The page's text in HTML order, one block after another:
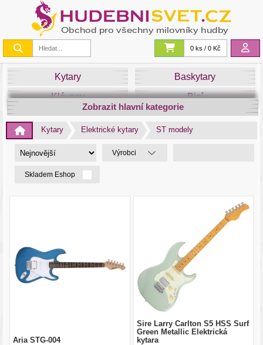
0 ks / 0 Kč
Kytary
Baskytary
Klávesy
Bicí
Smyčce
Dechy
Světla
Zvuk&Studio
Zobrazit hlavní kategorie
Kytary Elektrické kytary ST modely
Výrobci
Skladem Eshop
Aria STG-004
Sire Larry Carlton S5 HSS Surf
Green Metallic Elektrická
kytara